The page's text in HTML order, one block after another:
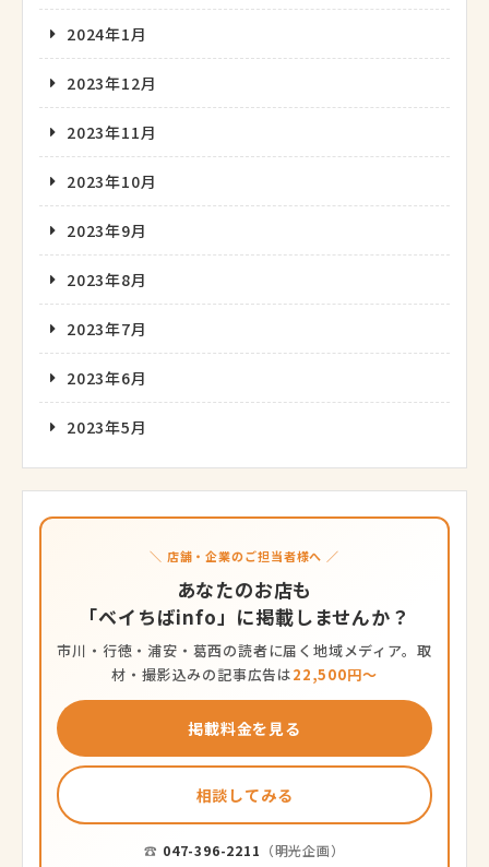
2024年1月
2023年12月
2023年11月
2023年10月
2023年9月
2023年8月
2023年7月
2023年6月
2023年5月
＼ 店舗・企業のご担当者様へ ／
あなたのお店も
「ベイちばinfo」に掲載しませんか？
市川・行徳・浦安・葛西の読者に届く地域メディア。取
材・撮影込みの記事広告は22,500円〜
掲載料金を見る
相談してみる
☎ 047-396-2211 （明光企画）